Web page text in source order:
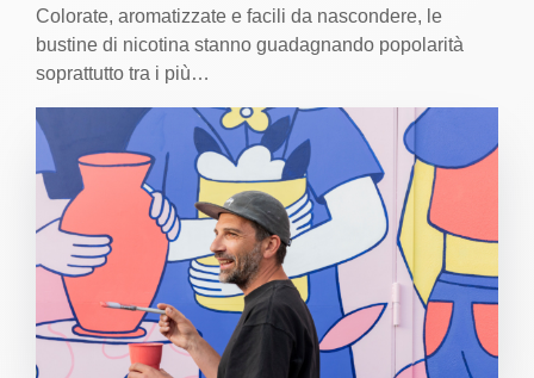
Colorate, aromatizzate e facili da nascondere, le
bustine di nicotina stanno guadagnando popolarità
soprattutto tra i più…